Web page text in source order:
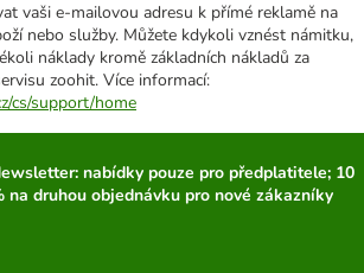
vaši e-mailovou adresu k přímé reklamě na
nebo služby. Můžete kdykoli vznést námitku,
náklady kromě základních nákladů za
zoohit. Více informací:
cs/support/home
nabídky pouze pro předplatitele; 10
na druhou objednávku pro nové zákazníky